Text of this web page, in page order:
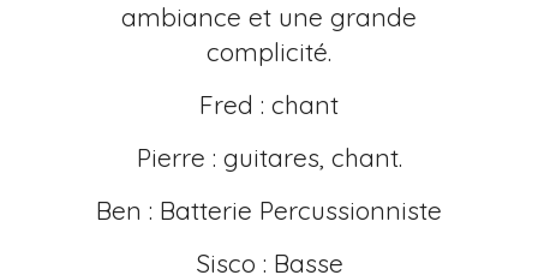
ambiance et une grande
complicité.
Fred : chant
Pierre : guitares, chant.
Ben : Batterie Percussionniste
Sisco : Basse